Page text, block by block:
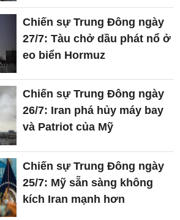
Chiến sự Trung Đông ngày
27/7: Tàu chở dầu phát nổ ở
eo biển Hormuz
Chiến sự Trung Đông ngày
26/7: Iran phá hủy máy bay
và Patriot của Mỹ
Chiến sự Trung Đông ngày
25/7: Mỹ sẵn sàng không
kích Iran mạnh hơn